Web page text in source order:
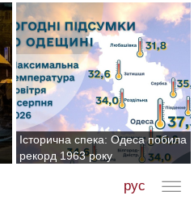
Історична спека: Одеса побила
рекорд 1963 року
рус